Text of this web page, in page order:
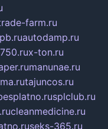
farm.ru
autodamp.ru
x-ton.ru
manunae.ru
tajuncos.ru
splclub.ru
cleanmedicine.ru
seks-365.ru